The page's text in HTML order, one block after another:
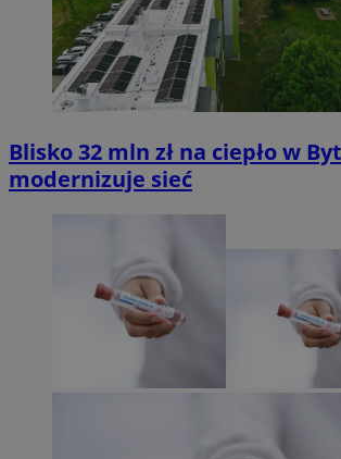
Blisko 32 mln zł na ciepło w
modernizuje sieć